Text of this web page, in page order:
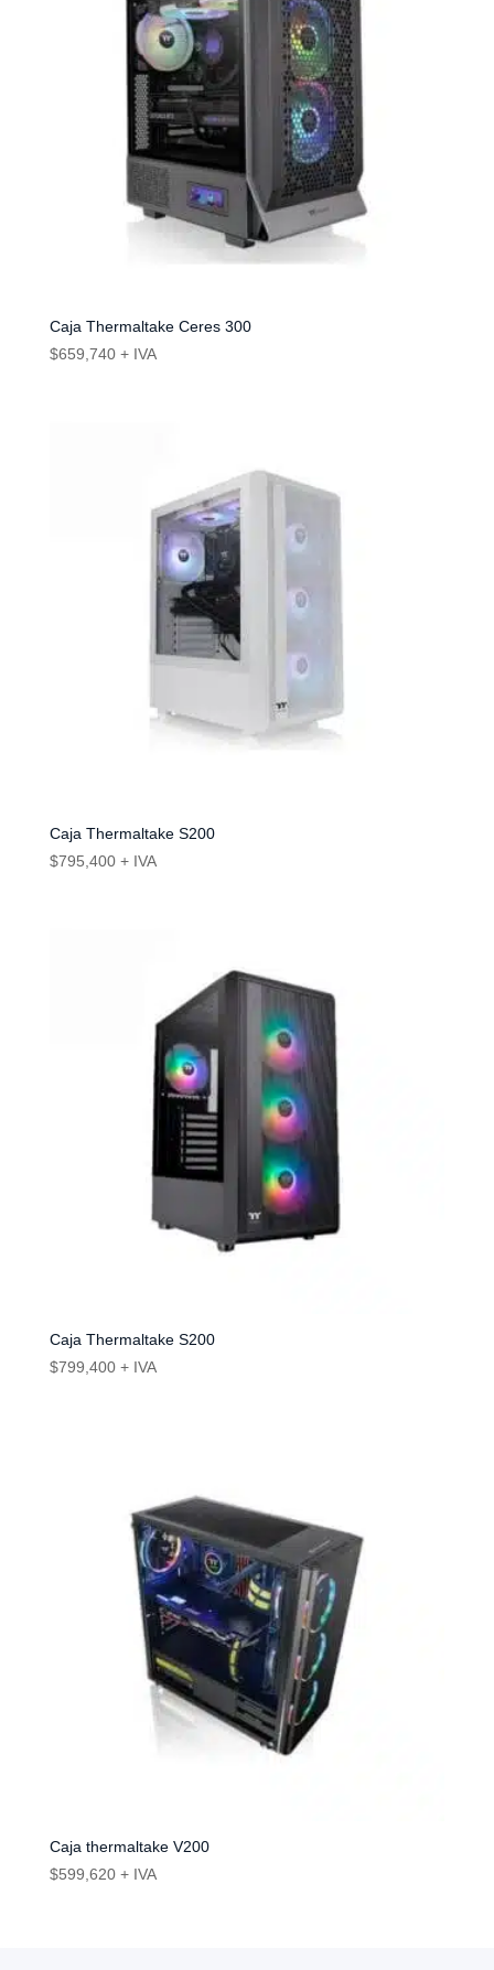
Caja Thermaltake Ceres 300
$659,740 + IVA
Caja Thermaltake S200
$795,400 + IVA
Caja Thermaltake S200
$799,400 + IVA
Caja thermaltake V200
$599,620 + IVA